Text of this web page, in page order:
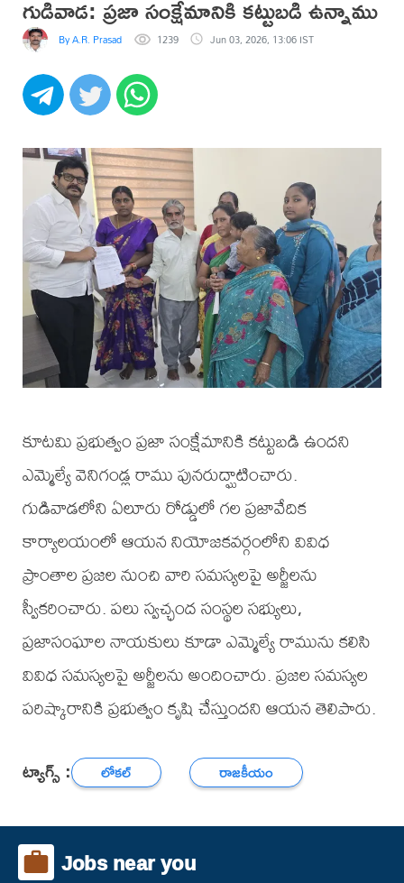
గుడివాడ: ప్రజా సంక్షేమానికి కట్టుబడి ఉన్నాము
By A.R. Prasad 1239 Jun 03, 2026, 13:06 IST
కూటమి ప్రభుత్వం ప్రజా సంక్షేమానికి కట్టుబడి ఉందని
ఎమ్మెల్యే వెనిగండ్ల రాము పునరుద్ఘాటించారు.
గుడివాడలోని ఏలూరు రోడ్డులో గల ప్రజావేదిక
కార్యాలయంలో ఆయన నియోజకవర్గంలోని వివిధ
ప్రాంతాల ప్రజల నుంచి వారి సమస్యలపై అర్జీలను
స్వీకరించారు. పలు స్వచ్ఛంద సంస్థల సభ్యులు,
ప్రజాసంఘాల నాయకులు కూడా ఎమ్మెల్యే రామును కలిసి
వివిధ సమస్యలపై అర్జీలను అందించారు. ప్రజల సమస్యల
పరిష్కారానికి ప్రభుత్వం కృషి చేస్తుందని ఆయన తెలిపారు.
ట్యాగ్స్ : లోకల్ రాజకీయం
Jobs near you